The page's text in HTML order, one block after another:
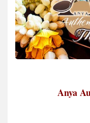
Anya